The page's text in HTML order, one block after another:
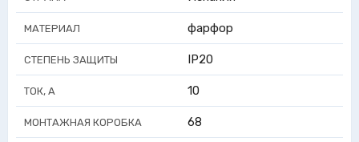
МАТЕРИАЛ фарфор
СТЕПЕНЬ ЗАЩИТЫ IP20
ТОК, А 10
МОНТАЖНАЯ КОРОБКА 68